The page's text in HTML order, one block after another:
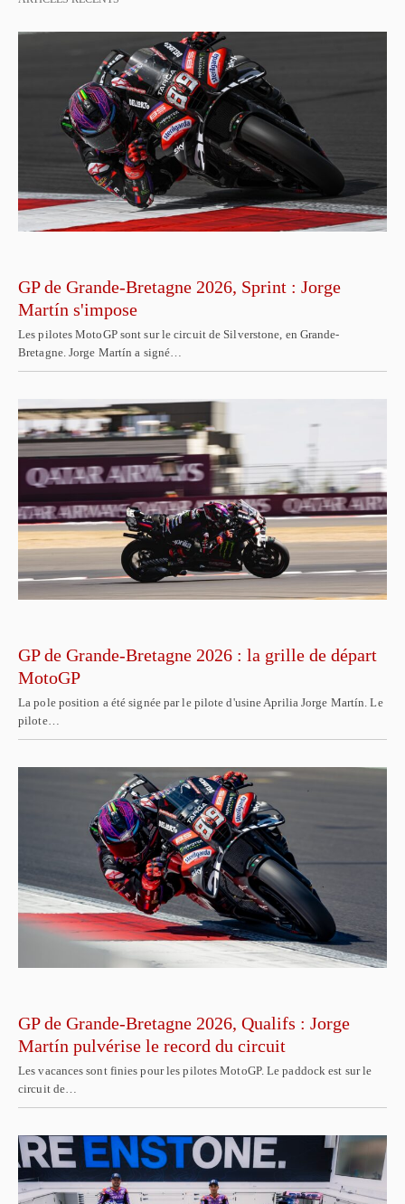
GP de Grande-Bretagne 2026, Sprint : Jorge
Martín s'impose
Les pilotes MotoGP sont sur le circuit de Silverstone, en Grande-
Bretagne. Jorge Martín a signé…
GP de Grande-Bretagne 2026 : la grille de départ
MotoGP
La pole position a été signée par le pilote d'usine Aprilia Jorge Martín. Le
pilote…
GP de Grande-Bretagne 2026, Qualifs : Jorge
Martín pulvérise le record du circuit
Les vacances sont finies pour les pilotes MotoGP. Le paddock est sur le
circuit de…